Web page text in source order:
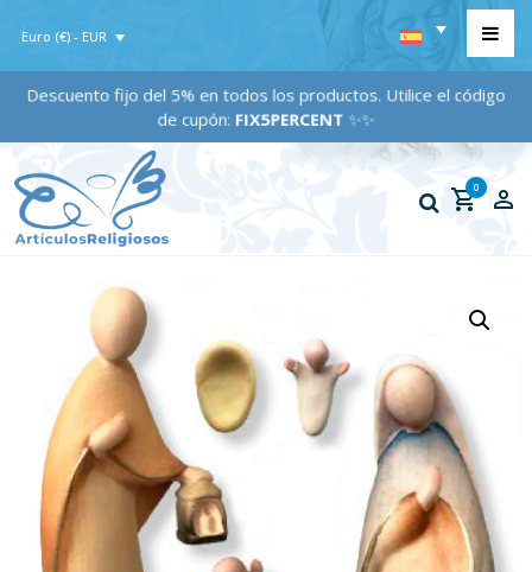
Euro (€) - EUR
Descuento fijo del 5% en todos los productos. Utilice el código
de cupón:FIX5PERCENT✨✨
0